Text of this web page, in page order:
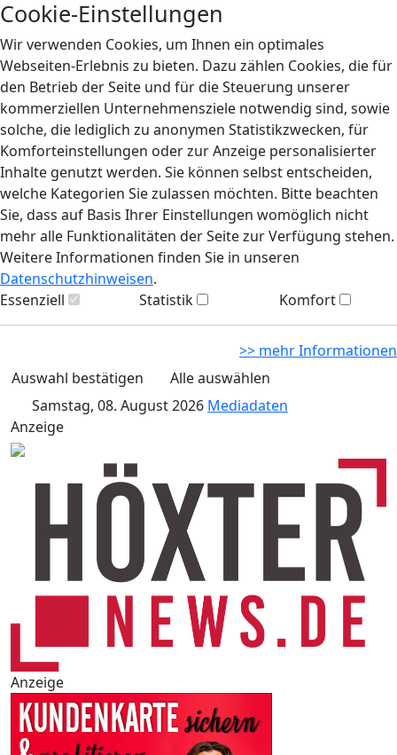
Cookie-Einstellungen
Wir verwenden Cookies, um Ihnen ein optimales
Webseiten-Erlebnis zu bieten. Dazu zählen Cookies, die für
den Betrieb der Seite und für die Steuerung unserer
kommerziellen Unternehmensziele notwendig sind, sowie
solche, die lediglich zu anonymen Statistikzwecken, für
Komforteinstellungen oder zur Anzeige personalisierter
Inhalte genutzt werden. Sie können selbst entscheiden,
welche Kategorien Sie zulassen möchten. Bitte beachten
Sie, dass auf Basis Ihrer Einstellungen womöglich nicht
mehr alle Funktionalitäten der Seite zur Verfügung stehen.
Weitere Informationen finden Sie in unseren
Datenschutzhinweisen.
Essenziell
Statistik Komfort
>> mehr Informationen
Auswahl bestätigen
Alle auswählen
Samstag, 08. August 2026 Mediadaten
Anzeige
Anzeige